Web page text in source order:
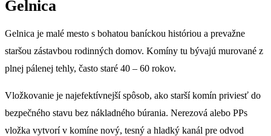
Gelnica
Gelnica je malé mesto s bohatou baníckou históriou a prevažne
staršou zástavbou rodinných domov. Komíny tu bývajú murované z
plnej pálenej tehly, často staré 40 – 60 rokov.
Vložkovanie je najefektívnejší spôsob, ako starší komín priviesť do
bezpečného stavu bez nákladného búrania. Nerezová alebo PPs
vložka vytvorí v komíne nový, tesný a hladký kanál pre odvod